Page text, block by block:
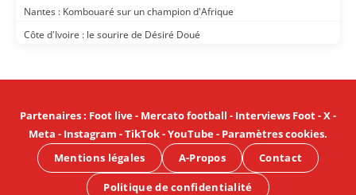
Nantes : Kombouaré sur un champion d'Afrique
Côte d'Ivoire : le sourire de Désiré Doué
Partenaires: Foot live- Mercato football - Interviews Foot-X-
Meta - Instagram -TikTok-YouTube- Paramètres cookies.
Mentions légales
A-Propos Contact
Politique de confidentialité